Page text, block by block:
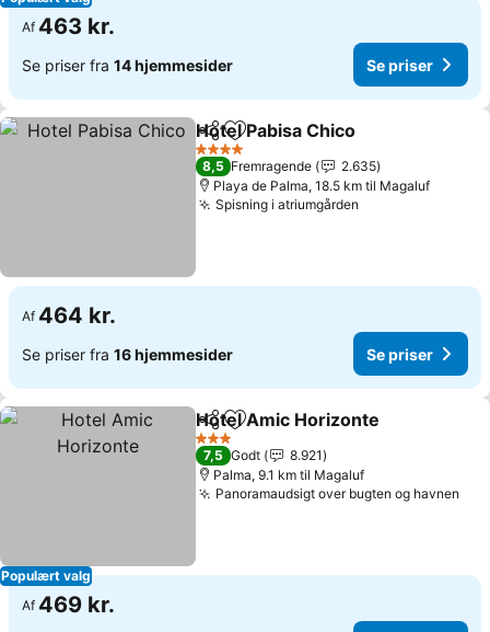
Af 463 kr.
Se priser fra 14 hjemmesider Se priser
Del Føj til favoritter
Hotel Pabisa Chico
4 Stjerner
8,5 Fremragende
2.635
Playa de Palma, 18.5 km til Magaluf
Spisning i atriumgården
Af 464 kr.
Se priser fra 16 hjemmesider Se priser
Populært valg
Del Føj til favoritter
Hotel Amic Horizonte
3 Stjerner
7,5 Godt
8.921
Palma, 9.1 km til Magaluf
Panoramaudsigt over bugten og havnen
Af 469 kr.